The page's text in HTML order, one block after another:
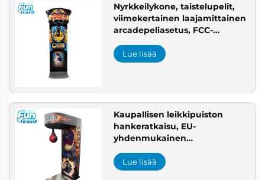
Nyrkkeilykone, taistelupelit,
viimekertainen laajamittainen
arcadepeliasetus, FCC-
USA:han
Lue lisää
Kaupallisen leikkipuiston
hankeratkaisu, EU-
yhdenmukainen
ammattilaisten
huvipuistovalmistaja
Lue lisää